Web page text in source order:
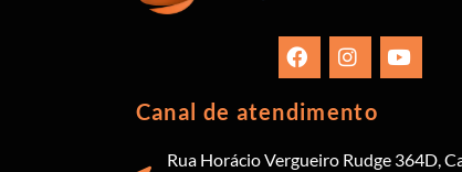
Canal de atendimento
Rua Horácio Vergueiro Rudge 364D,